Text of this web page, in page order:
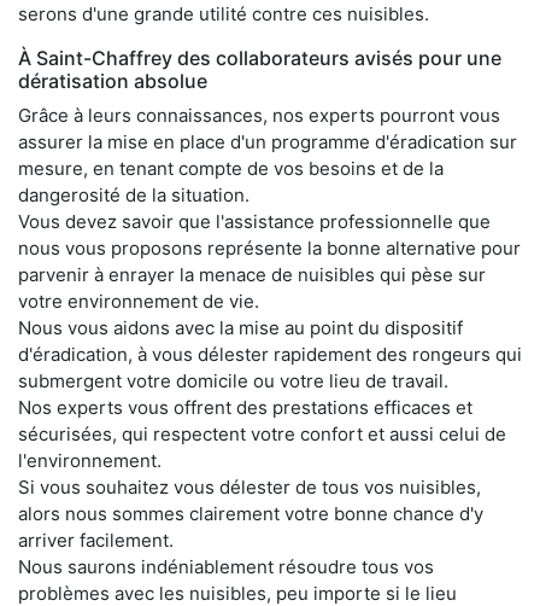
serons d'une grande utilité contre ces nuisibles.
À Saint-Chaffrey des collaborateurs avisés pour une
dératisation absolue
Grâce à leurs connaissances, nos experts pourront vous
assurer la mise en place d'un programme d'éradication sur
mesure, en tenant compte de vos besoins et de la
dangerosité de la situation.
Vous devez savoir que l'assistance professionnelle que
nous vous proposons représente la bonne alternative pour
parvenir à enrayer la menace de nuisibles qui pèse sur
votre environnement de vie.
Nous vous aidons avec la mise au point du dispositif
d'éradication, à vous délester rapidement des rongeurs qui
submergent votre domicile ou votre lieu de travail.
Nos experts vous offrent des prestations efficaces et
sécurisées, qui respectent votre confort et aussi celui de
l'environnement.
Si vous souhaitez vous délester de tous vos nuisibles,
alors nous sommes clairement votre bonne chance d'y
arriver facilement.
Nous saurons indéniablement résoudre tous vos
problèmes avec les nuisibles, peu importe si le lieu